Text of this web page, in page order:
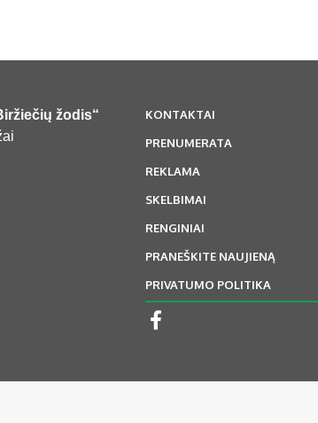
žodis“
KONTAKTAI
PRENUMERATA
REKLAMA
SKELBIMAI
RENGINIAI
PRANEŠKITE NAUJIENĄ
PRIVATUMO POLITIKA